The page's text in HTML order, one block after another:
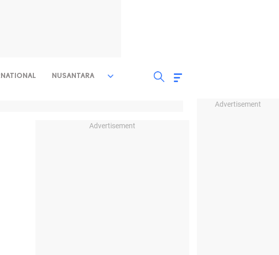
Advertisement
NUSANTARA
Advertisement